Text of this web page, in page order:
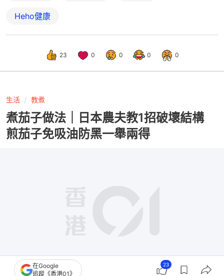
Heho健康
23 0 0 0 0
生活 教煮
煮茄子做法｜日本農夫教1招破壞結構
煎茄子免吸油防黑一舉兩得
在Google
追蹤《香港01》
23